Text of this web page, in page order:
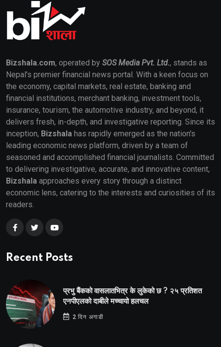
Bizshala.com, operated by SOS Media Pvt. Ltd., stands as
Nepal's premier financial news portal. With a keen focus on
the economy, capital markets, real estate, banking and
financial institutions, merchant banking, investment tools,
insurance, tourism, the automotive industry, and beyond, it
delivers fresh, in-depth, and investigative reporting. Since its
inception, Bizshala has rapidly emerged as the nation's
leading economic news platform, driven by a team of
seasoned and accomplished financial journalists. Committed
to delivering investigative, accurate, and innovative content,
Bizshala approaches every story through a distinct
economic lens, catering to the interests and curiosities of its
readers.
Recent Posts
प्रभु बैंकको वासलातभित्र के लुकेको छ ? २५ प्रतिशत
एनपीएलको दाबीले मच्चायो हलचल
2 दिन अगाडी